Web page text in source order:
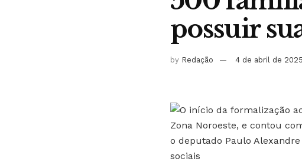
possuir
by Redação 4 de abril de 2025